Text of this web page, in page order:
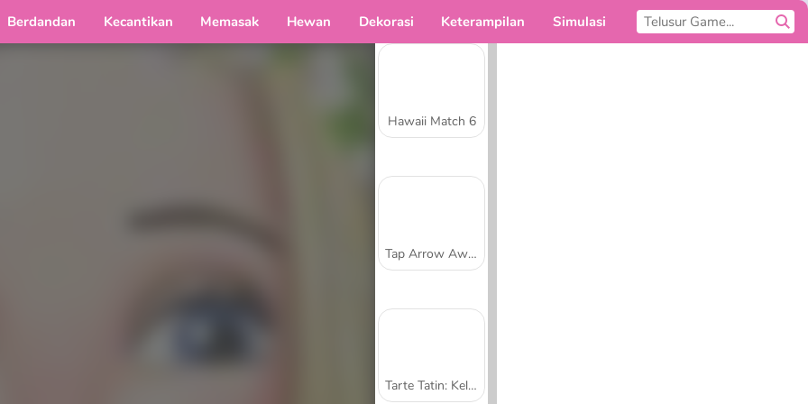
Berdandan Kecantikan Memasak Hewan Dekorasi Keterampilan Simulasi
Hawaii Match 6
Tap Arrow Away
Tarte Tatin: Kelas Memasak Sara